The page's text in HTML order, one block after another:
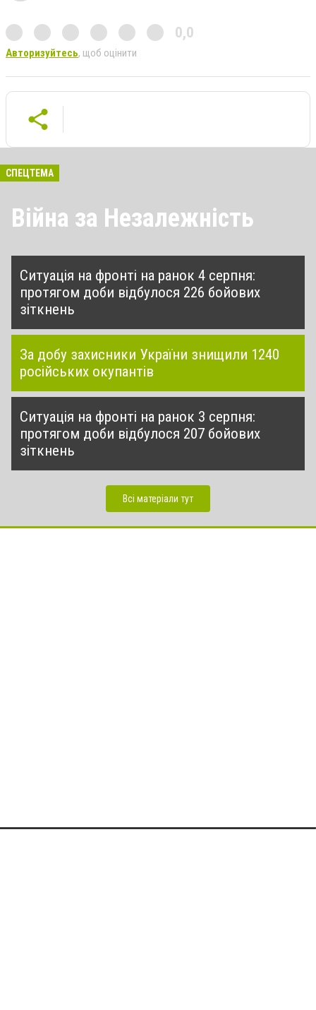
0,0
Авторизуйтесь, щоб оцінити
СПЕЦТЕМА
Війна за Незалежність
Ситуація на фронті на ранок 4 серпня:
протягом доби відбулося 226 бойових
зіткнень
За добу захисники України знищили 1240
російських окупантів
Ситуація на фронті на ранок 3 серпня:
протягом доби відбулося 207 бойових
зіткнень
Всі матеріали тут